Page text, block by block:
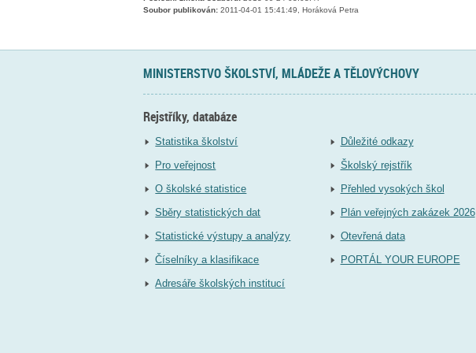
Soubor publikován: 2011-04-01 15:41:49, Horáková Petra
MINISTERSTVO ŠKOLSTVÍ, MLÁDEŽE A TĚLOVÝCHOVY
Rejstříky, databáze
Statistika školství
Pro veřejnost
O školské statistice
Sběry statistických dat
Statistické výstupy a analýzy
Číselníky a klasifikace
Adresáře školských institucí
Důležité odkazy
Školský rejstřík
Přehled vysokých škol
Plán veřejných zakázek 2026
Otevřená data
PORTÁL YOUR EUROPE